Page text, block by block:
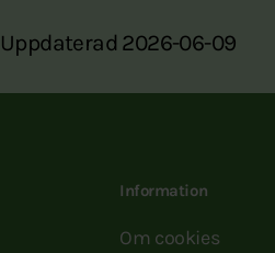
Uppdaterad 2026-06-09
Information
Om cookies